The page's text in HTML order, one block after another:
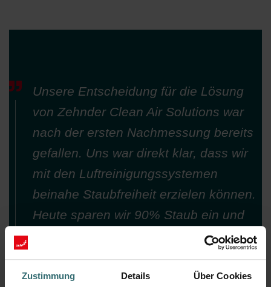
Zustimmung Details Über Cookies
Unsere Entscheidung für die Lösung
von Zehnder Clean Air Solutions war
nach der ersten Nachmessung bereits
gefallen. Uns war direkt klar, dass wir
mit den Luftreinigungssystemen
beinahe Staubfreiheit erzielen können.
Heute sparen wir 90% Staub ein und
genießen die vielen weiteren Vorzüge.
Otto Bischof – Gründer und Geschäftsführer